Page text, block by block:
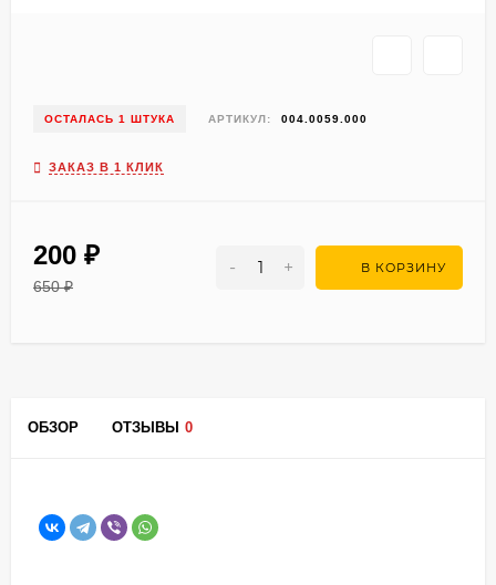
ОСТАЛАСЬ 1 ШТУКА АРТИКУЛ: 004.0059.000
ЗАКАЗ В 1 КЛИК
200 ₽
650₽
- + В КОРЗИНУ
ОБЗОР ОТЗЫВЫ 0